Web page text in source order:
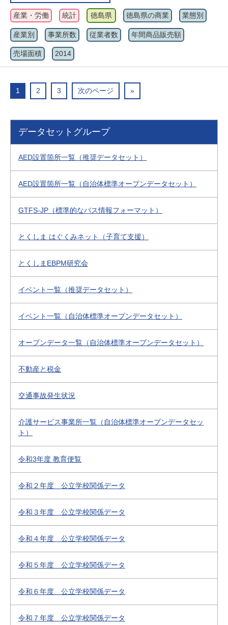
産業・労働 統計 徳島県 徳島県の商業 業態別
産業別 事業所数 従業者数 年間商品販売額
売場面積 2014
1 2 3 次のページ »
データセットグループ
AED設置箇所一覧（推奨データセット）
AED設置箇所一覧（自治体標準オープンデータセット）
GTFS-JP（標準的なバス情報フォーマット）
とくしま はぐくみネット（子育て支援）
とくしまEBPM研究会
イベント一覧（推奨データセット）
イベント一覧（自治体標準オープンデータセット）
オープンデータ一覧（自治体標準オープンデータセット）
不動産と税金
交通事故発生状況
介護サービス事業所一覧（自治体標準オープンデータセッ
ト）
令和3年度 教育便覧
令和２年度 公立学校関係データ
令和３年度 公立学校関係データ
令和４年度 公立学校関係データ
令和５年度 公立学校関係データ
令和６年度 公立学校関係データ
令和７年度 公立学校関係データ